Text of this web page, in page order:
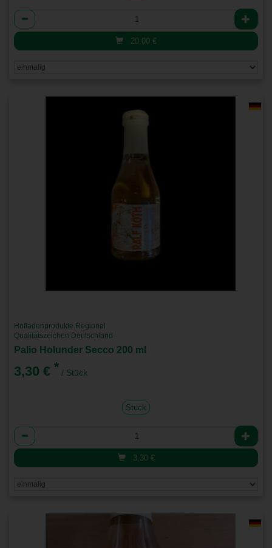
Anzahl
20,00 €
Hofladenprodukte Regional
Qualitätszeichen Deutschland
Palio Holunder Secco 200 ml
3,30 € * / Stück
Stück
Anzahl
3,30 €